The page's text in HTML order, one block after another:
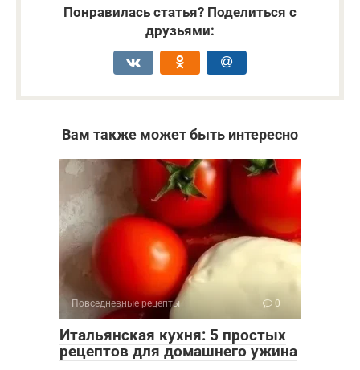
Понравилась статья? Поделиться с
друзьями:
Вам также может быть интересно
Повседневные рецепты 0
Итальянская кухня: 5 простых
рецептов для домашнего ужина